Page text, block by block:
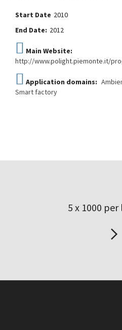
Start Date 2010
End Date: 2012
Main Website:
http://www.polight.piemonte.it/
Application domains:
Smart factory
5 x 1000 per